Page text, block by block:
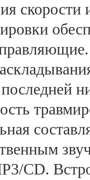
скорости
CD.